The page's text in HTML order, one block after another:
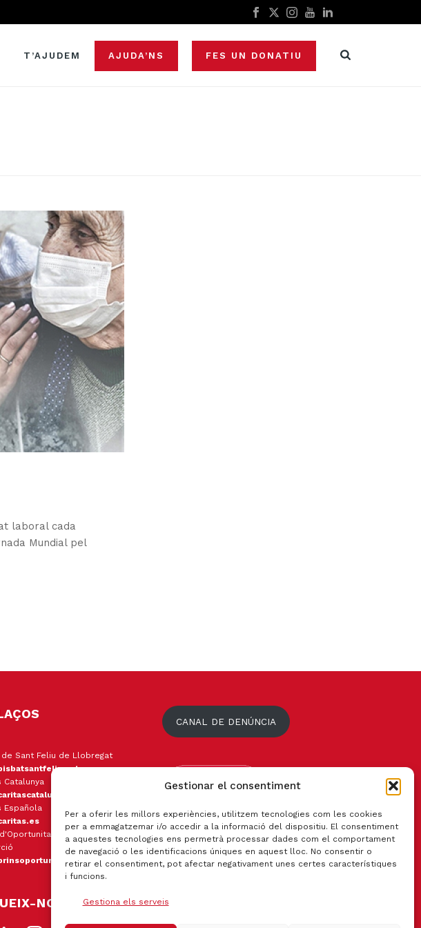
Gestionar el consentiment
Per a oferir les millors experiències, utilitzem tecnologies com les cookies
per a emmagatzemar i/o accedir a la informació del dispositiu. El consentiment
a aquestes tecnologies ens permetrà processar dades com el comportament
de navegació o les identificacions úniques en aquest lloc. No consentir o
retirar el consentiment, pot afectar negativament unes certes característiques
i funcions.
Gestiona els serveis
T’AJUDEM AJUDA’NS FES UN DONATIU
laboral cada
Mundial pel
Sant Feliu de Llobregat
Catalunya
Española
d'Oportunitats Empresa
NOS
CANAL DE DENÚNCIA